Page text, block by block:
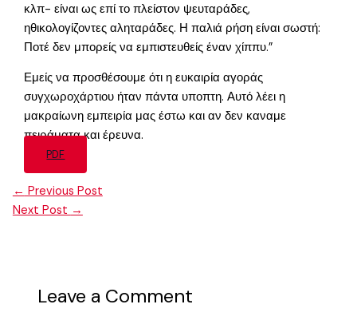
κλπ- είναι ως επί το πλείστον ψευταράδες,
ηθικολογίζοντες αληταράδες. Η παλιά ρήση είναι σωστή:
Ποτέ δεν μπορείς να εμπιστευθείς έναν χίππυ.”
Εμείς να προσθέσουμε ότι η ευκαιρία αγοράς
συγχωροχάρτιου ήταν πάντα υποπτη. Αυτό λέει η
μακραίωνη εμπειρία μας έστω και αν δεν καναμε
πειράματα και έρευνα.
PDF
← Previous Post
Next Post →
Leave a Comment